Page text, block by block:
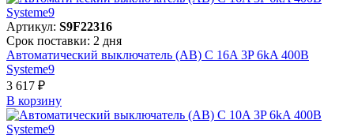
Артикул: S9F22316
Срок поставки: 2 дня
Автоматический выключатель (АВ) C 16A 3P 6kA 400В
Systeme9
3 617 ₽
В корзинy